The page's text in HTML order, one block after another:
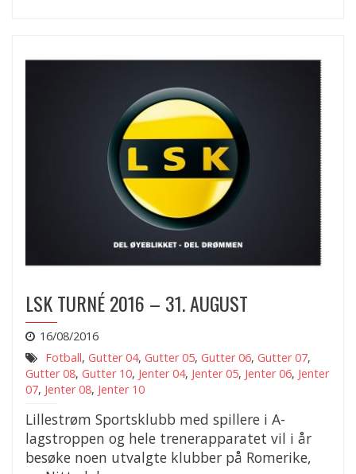
LSK TURNÉ 2016 – 31. AUGUST
16/08/2016
Fotball, Gutter 04, Gutter 05, Gutter 06, Gutter 07,
Gutter 08, Gutter 10, Jenter 04, Jenter 05, Jenter 06, Jenter
07, Jenter 08, Jenter 10
Lillestrøm Sportsklubb med spillere i A-
lagstroppen og hele trenerapparatet vil i år
besøke noen utvalgte klubber på Romerike,